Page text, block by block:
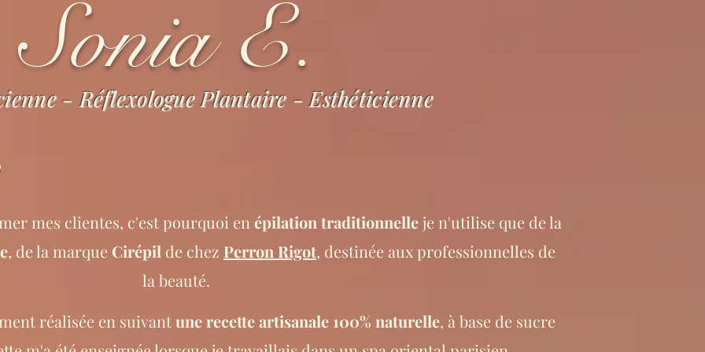
Sonia E.
- Réflexologue Plantaire - Esthéticienne
mes clientes, c'est pourquoi en épilation traditionnelle je n'utilise que de la
, de la marque Cirépil de chez Perron Rigot, destinée aux professionnelles de
la beauté.
réalisée en suivantune recette artisanale 100% naturelle, à base de sucre